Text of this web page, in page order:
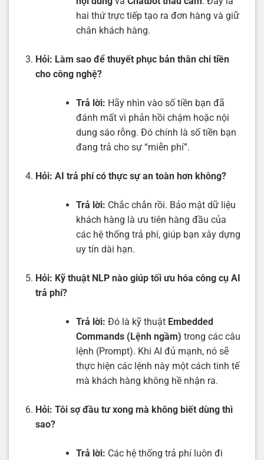
hai thứ trực tiếp tạo ra đơn hàng và giữ
chân khách hàng.
Hỏi: Làm sao để thuyết phục bản thân chi tiền
cho công nghệ?
Trả lời: Hãy nhìn vào số tiền bạn đã
đánh mất vì phản hồi chậm hoặc nội
dung sáo rỗng. Đó chính là số tiền bạn
đang trả cho sự “miễn phí”.
Hỏi: AI trả phí có thực sự an toàn hơn không?
Trả lời: Chắc chắn rồi. Bảo mật dữ liệu
khách hàng là ưu tiên hàng đầu của
các hệ thống trả phí, giúp bạn xây dựng
uy tín dài hạn.
Hỏi: Kỹ thuật NLP nào giúp tối ưu hóa công cụ AI
trả phí?
Trả lời: Đó là kỹ thuật Embedded
Commands (Lệnh ngầm) trong các câu
lệnh (Prompt). Khi AI đủ mạnh, nó sẽ
thực hiện các lệnh này một cách tinh tế
mà khách hàng không hề nhận ra.
Hỏi: Tôi sợ đầu tư xong mà không biết dùng thì
sao?
Trả lời: Các hệ thống trả phí luôn đi